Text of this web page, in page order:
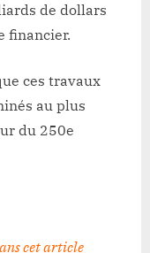
de dollars
financier.
ces travaux
au plus
du 250e
cet article